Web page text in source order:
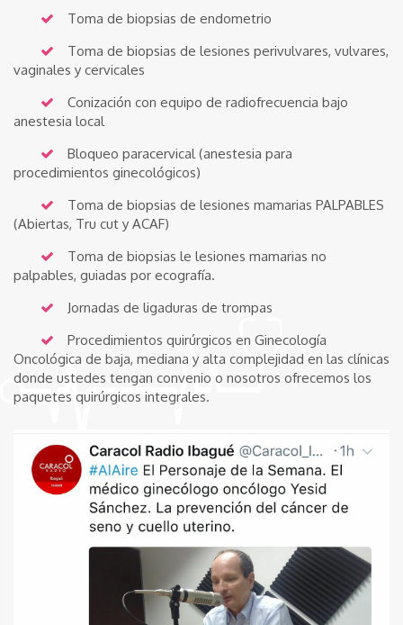
Toma de biopsias de endometrio
Toma de biopsias de lesiones perivulvares, vulvares,
vaginales y cervicales
Conización con equipo de radiofrecuencia bajo
anestesia local
Bloqueo paracervical (anestesia para
procedimientos ginecológicos)
Toma de biopsias de lesiones mamarias PALPABLES
(Abiertas, Tru cut y ACAF)
Toma de biopsias le lesiones mamarias no
palpables, guiadas por ecografía.
Jornadas de ligaduras de trompas
Procedimientos quirúrgicos en Ginecología
Oncológica de baja, mediana y alta complejidad en las clínicas
donde ustedes tengan convenio o nosotros ofrecemos los
paquetes quirúrgicos integrales.